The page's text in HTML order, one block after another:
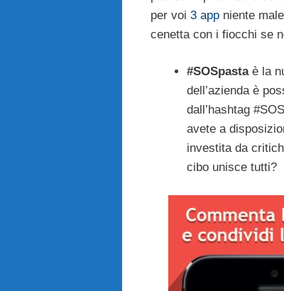
per voi 3 app niente
cenetta con i fiocchi se
#SOSpastaè la
dell’azienda è
dall’hashtag
avete a
investita da
cibo unisce tutti?